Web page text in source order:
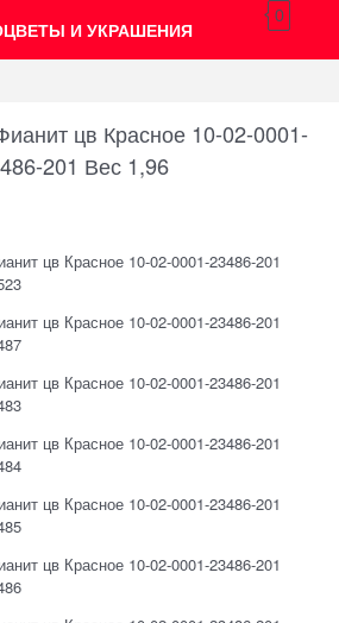
И УКРАШЕНИЯ
0
цв Красное 10-02-0001-
201 Вес 1,96